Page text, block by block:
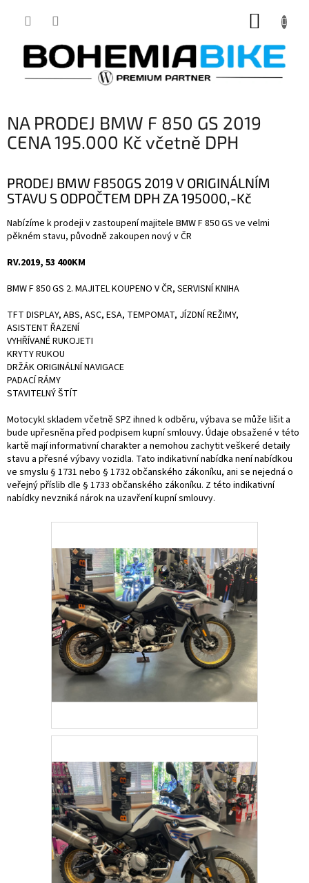
NA PRODEJ BMW F 850 GS 2019
CENA 195.000 Kč včetně DPH
PRODEJ BMW F850GS 2019 V ORIGINÁLNÍM
STAVU S ODPOČTEM DPH ZA 195000,-Kč
Nabízíme k prodeji v zastoupení majitele BMW F 850 GS ve velmi
pěkném stavu, původně zakoupen nový v ČR
RV.2019, 53 400KM
BMW F 850 GS 2. MAJITEL KOUPENO V ČR, SERVISNÍ KNIHA
TFT DISPLAY, ABS, ASC, ESA, TEMPOMAT, JÍZDNÍ REŽIMY,
ASISTENT ŘAZENÍ
VYHŘÍVANÉ RUKOJETI
KRYTY RUKOU
DRŽÁK ORIGINÁLNÍ NAVIGACE
PADACÍ RÁMY
STAVITELNÝ ŠTÍT
Motocykl skladem včetně SPZ ihned k odběru, výbava se může lišit a
bude upřesněna před podpisem kupní smlouvy. Údaje obsažené v této
kartě mají informativní charakter a nemohou zachytit veškeré detaily
stavu a přesné výbavy vozidla. Tato indikativní nabídka není nabídkou
ve smyslu § 1731 nebo § 1732 občanského zákoníku, ani se nejedná o
veřejný příslib dle § 1733 občanského zákoníku. Z této indikativní
nabídky nevzniká nárok na uzavření kupní smlouvy.